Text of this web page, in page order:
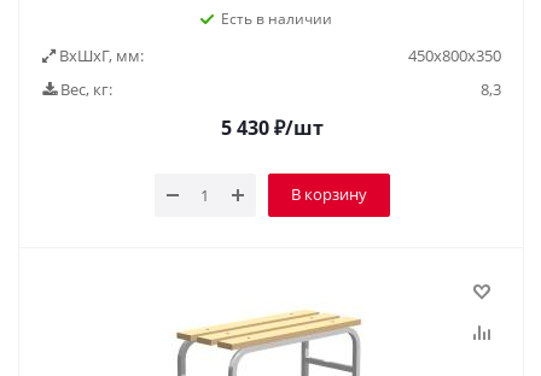
Есть в наличии
ВxШxГ, мм:
450х800х350
Вес, кг:
8,3
5 430₽/шт
В корзину